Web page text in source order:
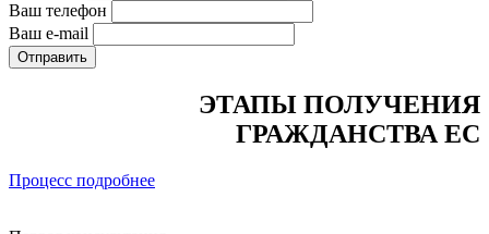
Ваш телефон
Ваш e-mail
ЭТАПЫ ПОЛУЧЕНИЯ
ГРАЖДАНСТВА ЕС
Процесс подробнее